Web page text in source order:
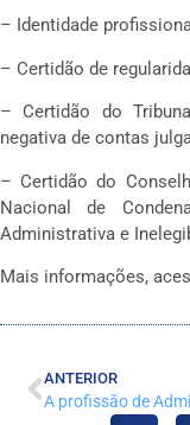
– Identidade
– Certidão de
– Certidão do
negativa de contas
– Certidão do
Nacional de
Administrativa e
Mais informações,
ANTERIOR